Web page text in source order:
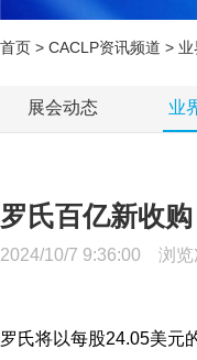
首页 > CACLP资讯频道 > 业
展会动态 业
罗氏百亿新收购
2024/10/7 9:36:00 浏览
罗氏将以每股24.05美元